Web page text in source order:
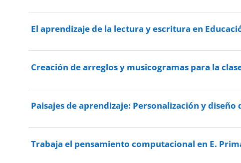
El aprendizaje de la lectura y escritura en
Creación de arreglos y musicogramas para la
Paisajes de aprendizaje: Personalización y diseño
Trabaja el pensamiento computacional en E.